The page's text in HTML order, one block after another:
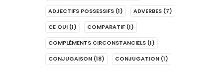
ADJECTIFS POSSESSIFS (1) ADVERBES (7)
CE QUI (1) COMPARATIF (1)
COMPLÉMENTS CIRCONSTANCIELS (1)
CONJUGAISON (18) CONJUGATION (1)